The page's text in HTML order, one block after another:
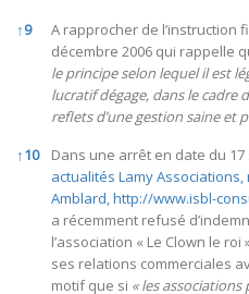
↑9
A rapprocher de l’instruction
décembre 2006 qui rappelle
le principe selon lequel il est
lucratif dégage, dans le cadre
reflets d’une gestion saine et
↑10 Dans une arrêt en date du 17
actualités Lamy Associations,
Amblard,http://www.isbl-
a récemment refusé
l’association « Le Clown le
ses relations commerciales
motif que si « les